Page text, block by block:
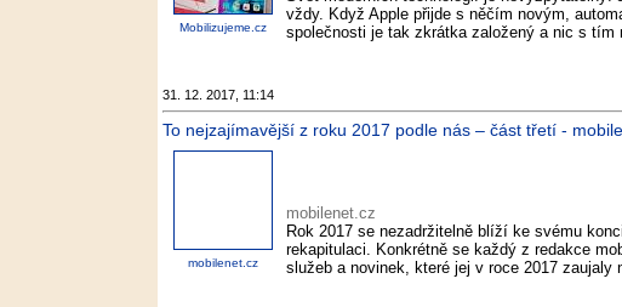
Mobilizujeme.cz
vždy. Když Apple přijde s něčím novým,
společnosti je tak zkrátka založený a nic s
31. 12. 2017, 11:14
To nejzajímavější z roku 2017 podle nás – část třetí -
mobilenet.cz
mobilenet.cz
Rok 2017 se nezadržitelně blíží ke svému
rekapitulaci. Konkrétně se každý z redakce
služeb a novinek, které jej v roce 2017